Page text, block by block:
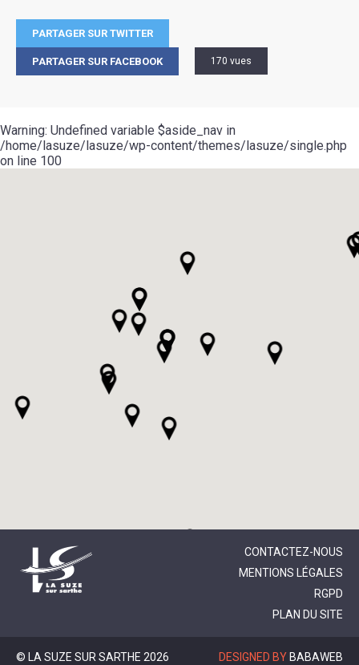
PARTAGER SUR TWITTER
PARTAGER SUR FACEBOOK 170 vues
Warning: Undefined variable $aside_nav in
/home/lasuze/lasuze/wp-content/themes/lasuze/single.php
on line 100
CONTACTEZ-NOUS
MENTIONS LÉGALES
RGPD
PLAN DU SITE
© LA SUZE SUR SARTHE 2026 DESIGNED BY BABAWEB